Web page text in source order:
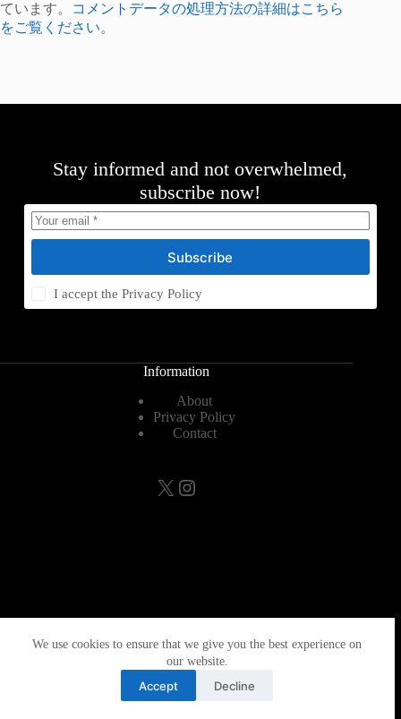
We use cookies to ensure that we give you the best experience on
our website.
Accept Decline
ています。
コメントデータの処理方法の詳細はこちら
をご覧ください。
Stay informed and not overwhelmed,
subscribe now!
Subscribe
I accept thePrivacy Policy
Information
About
Privacy Policy
Contact
X Instagram
Categories
MTB
その他
シクロクロス